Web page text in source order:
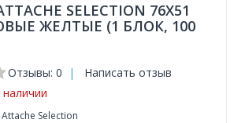
SELECTION 76X51
ЖЕЛТЫЕ (1 БЛОК, 100
Отзывы: 0 | Написать отзыв
Attache Selection